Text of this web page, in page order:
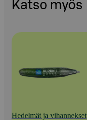
Katso myös
Hedelmät ja vihannekset